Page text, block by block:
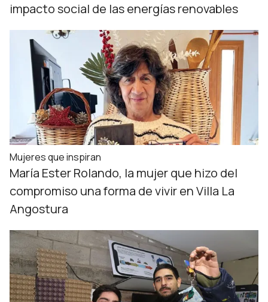
impacto social de las energías renovables
Mujeres que inspiran
María Ester Rolando, la mujer que hizo del
compromiso una forma de vivir en Villa La
Angostura